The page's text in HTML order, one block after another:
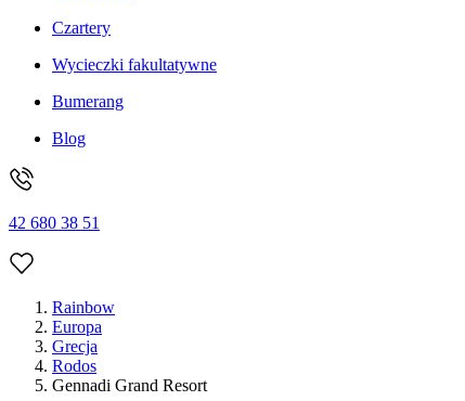
Czartery
Wycieczki fakultatywne
Bumerang
Blog
42 680 38 51
Rainbow
Europa
Grecja
Rodos
Gennadi Grand Resort